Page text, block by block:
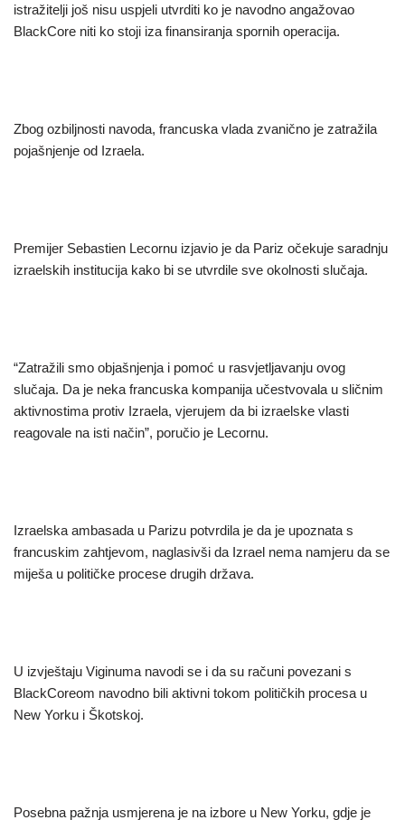
istražitelji još nisu uspjeli utvrditi ko je navodno angažovao
BlackCore niti ko stoji iza finansiranja spornih operacija.
Zbog ozbiljnosti navoda, francuska vlada zvanično je zatražila
pojašnjenje od Izraela.
Premijer Sebastien Lecornu izjavio je da Pariz očekuje saradnju
izraelskih institucija kako bi se utvrdile sve okolnosti slučaja.
“Zatražili smo objašnjenja i pomoć u rasvjetljavanju ovog
slučaja. Da je neka francuska kompanija učestvovala u sličnim
aktivnostima protiv Izraela, vjerujem da bi izraelske vlasti
reagovale na isti način”, poručio je Lecornu.
Izraelska ambasada u Parizu potvrdila je da je upoznata s
francuskim zahtjevom, naglasivši da Izrael nema namjeru da se
miješa u političke procese drugih država.
U izvještaju Viginuma navodi se i da su računi povezani s
BlackCoreom navodno bili aktivni tokom političkih procesa u
New Yorku i Škotskoj.
Posebna pažnja usmjerena je na izbore u New Yorku, gdje je